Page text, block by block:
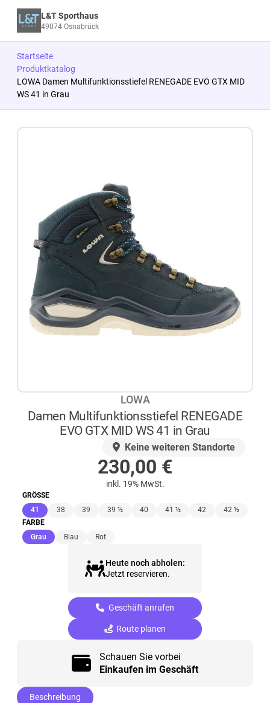
L&T Sporthaus
49074 Osnabrück
Startseite
Produktkatalog
LOWA Damen Multifunktionsstiefel RENEGADE EVO GTX MID
WS 41 in Grau
LOWA
Damen Multifunktionsstiefel RENEGADE
EVO GTX MID WS 41 in Grau
Keine weiteren Standorte
230,00 €
inkl. 19% MwSt.
GRÖSSE
41
(ausgewählt)
38 39 39 ½ 40 41 ½ 42
42 ½
FARBE
Grau (ausgewählt)
Blau Rot
Heute noch abholen:
Jetzt reservieren.
Geschäft anrufen
Route planen
Schauen Sie vorbei
Einkaufen im Geschäft
Beschreibung